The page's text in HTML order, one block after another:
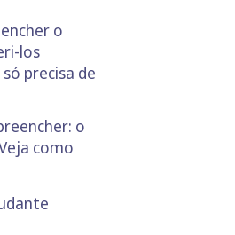
o
los
precisa de
o
como